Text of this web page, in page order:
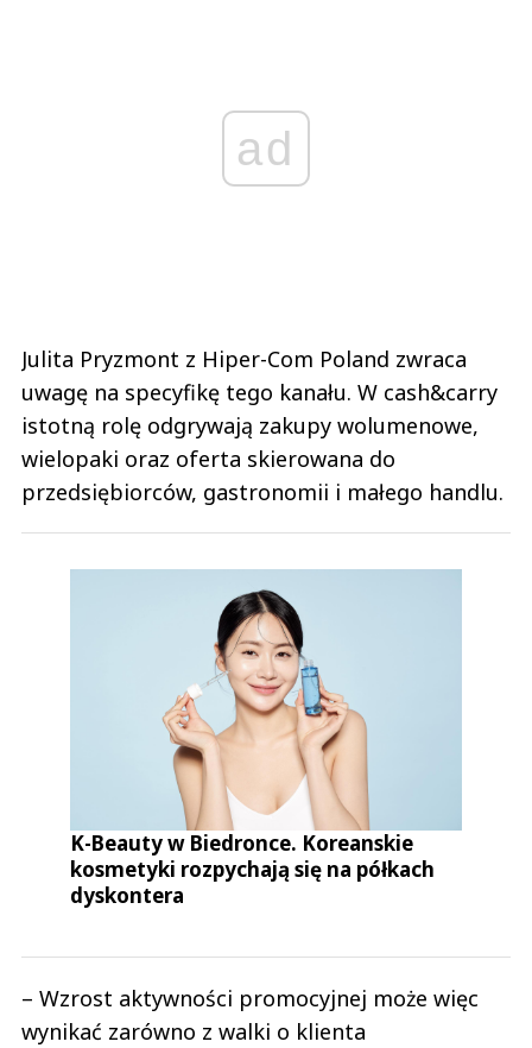
ad
Julita Pryzmont z Hiper-Com Poland zwraca
uwagę na specyfikę tego kanału. W cash&carry
istotną rolę odgrywają zakupy wolumenowe,
wielopaki oraz oferta skierowana do
przedsiębiorców, gastronomii i małego handlu.
K-Beauty w Biedronce. Koreanskie
kosmetyki rozpychają się na półkach
dyskontera
– Wzrost aktywności promocyjnej może więc
wynikać zarówno z walki o klienta